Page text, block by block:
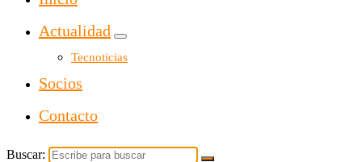
Actualidad
Tecnoticias
Socios
Contacto
Buscar: